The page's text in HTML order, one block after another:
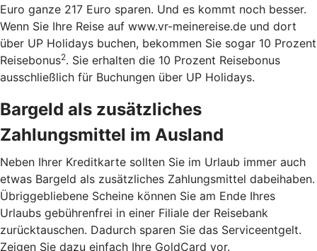
Euro ganze 217 Euro sparen. Und es kommt noch besser.
Wenn Sie Ihre Reise auf www.vr-meinereise.de und dort
über UP Holidays buchen, bekommen Sie sogar 10 Prozent
Reisebonus2. Sie erhalten die 10 Prozent Reisebonus
ausschließlich für Buchungen über UP Holidays.
Bargeld als zusätzliches
Zahlungsmittel im Ausland
Neben Ihrer Kreditkarte sollten Sie im Urlaub immer auch
etwas Bargeld als zusätzliches Zahlungsmittel dabeihaben.
Übriggebliebene Scheine können Sie am Ende Ihres
Urlaubs gebührenfrei in einer Filiale der Reisebank
zurücktauschen. Dadurch sparen Sie das Serviceentgelt.
Zeigen Sie dazu einfach Ihre GoldCard vor.